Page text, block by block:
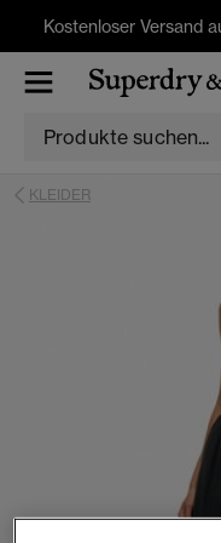
Kostenloser Versand
KLEIDER